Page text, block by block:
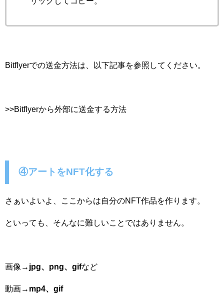
Bitflyerでの送金方法は、以下記事を参照してください。
>>Bitflyerから外部に送金する方法
④アートをNFT化する
さぁいよいよ、ここからは自分のNFT作品を作ります。
といっても、そんなに難しいことではありません。
画像→ jpg、png、gifなど
動画→ mp4、gif